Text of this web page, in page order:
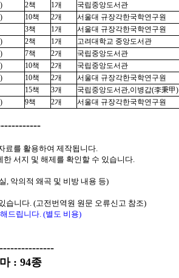
2책 1개
국립중앙도서관
10책 2개
서울대 규장각한국학연구원
3책 1개
서울대 규장각한국학연구원
2책 1개
고려대학교 중앙도서관
7책 2개
국립중앙도서관
10책 2개
국립중앙도서관
10책 2개
서울대 규장각한국학연구원
15책 3개
국립중앙도서관,이병갑(李秉甲)
9책 2개 서울대 규장각한국학연구원
료를 활용하여 제작됩니다.
서지 및 해제를 확인할 수 있습니다.
, 악의적 왜곡 및 비방 내용 등)
습니다. (고전번역원 원문 오류신고 참조)
드립니다. (별도 비용)
: 94종